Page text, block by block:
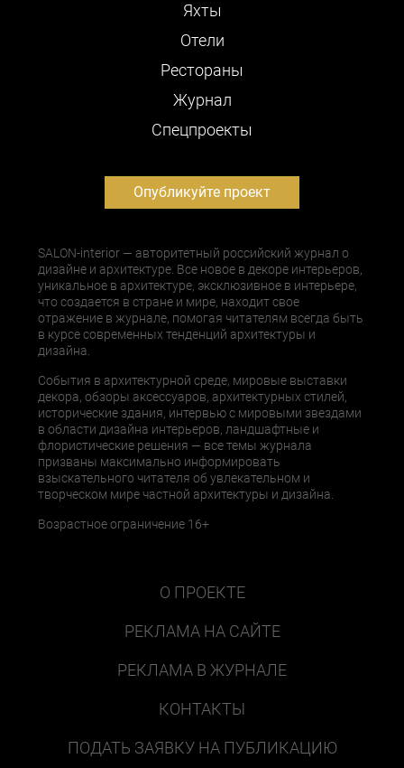
Яхты
Отели
Рестораны
Журнал
Cпецпроекты
Опубликуйте проект
SALON-interior — авторитетный российский журнал о
дизайне и архитектуре. Все новое в декоре интерьеров,
уникальное в архитектуре, эксклюзивное в интерьере,
что создается в стране и мире, находит свое
отражение в журнале, помогая читателям всегда быть
в курсе современных тенденций архитектуры и
дизайна.
События в архитектурной среде, мировые выставки
декора, обзоры аксессуаров, архитектурных стилей,
исторические здания, интервью с мировыми звездами
в области дизайна интерьеров, ландшафтные и
флористические решения — все темы журнала
призваны максимально информировать
взыскательного читателя об увлекательном и
творческом мире частной архитектуры и дизайна.
Возрастное ограничение 16+
О ПРОЕКТЕ
РЕКЛАМА НА САЙТЕ
РЕКЛАМА В ЖУРНАЛЕ
КОНТАКТЫ
ПОДАТЬ ЗАЯВКУ НА ПУБЛИКАЦИЮ